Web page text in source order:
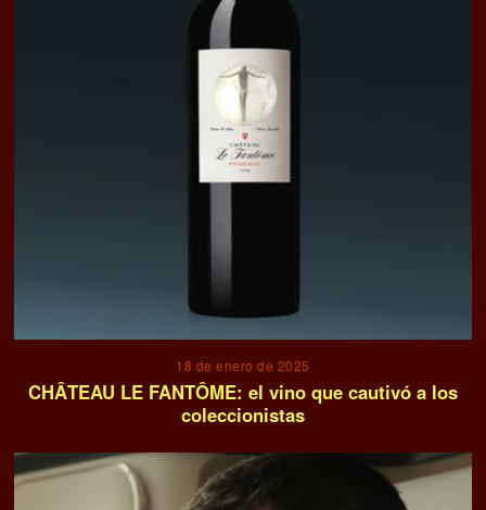
18 de enero de 2025
CHÂTEAU LE FANTÔME: el vino que cautivó a los
coleccionistas